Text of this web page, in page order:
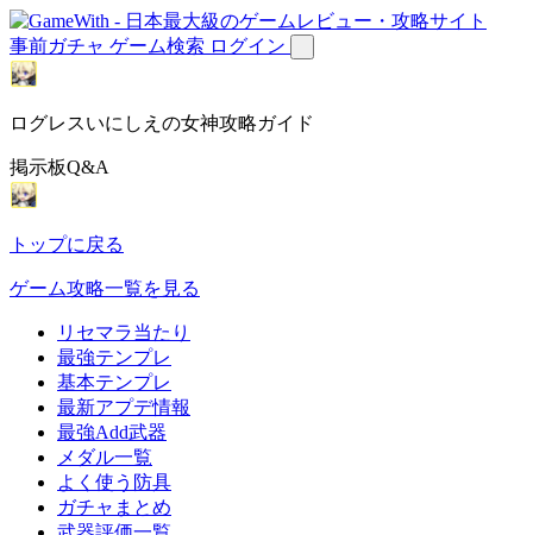
事前ガチャ ゲーム検索 ログイン
ログレスいにしえの女神攻略ガイド
掲示板Q&A
トップに戻る
ゲーム攻略一覧を見る
リセマラ当たり
最強テンプレ
基本テンプレ
最新アプデ情報
最強Add武器
メダル一覧
よく使う防具
ガチャまとめ